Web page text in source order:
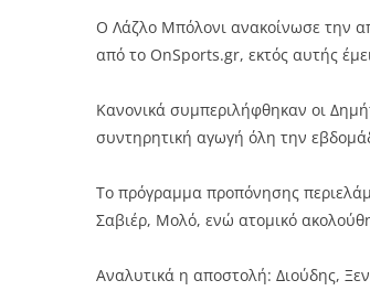
Ο Λάζλο Μπόλονι ανακοίνωσε την
από το OnSports.gr, εκτός αυτής
Κανονικά συμπεριλήφθηκαν οι
συντηρητική αγωγή όλη την
Το πρόγραμμα προπόνησης
Σαβιέρ, Μολό, ενώ ατομικό
Αναλυτικά η αποστολή: Διούδης,